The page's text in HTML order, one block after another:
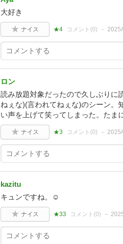
大好き
ナイス ★4 コメント(0)
ロン
読み放題対象だったので久しぶりに
ねぇな)(言われてねぇな)のシーン。
い声を上げて笑ってしまった。たま
ナイス ★3 コメント(0)
kazitu
キュンですね。☺
ナイス ★33 コメント(0)